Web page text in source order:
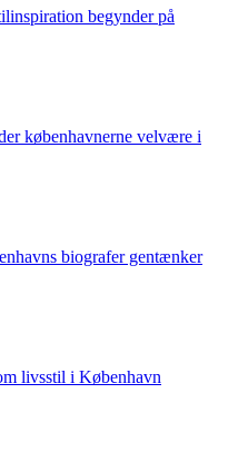
begynder på
københavnerne velvære i
biografer gentænker
livsstil i København